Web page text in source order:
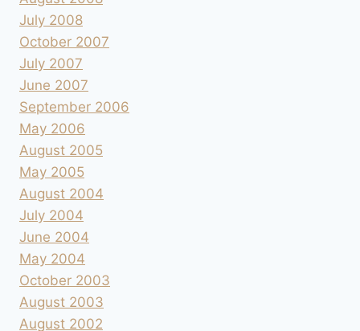
July 2008
October 2007
July 2007
June 2007
September 2006
May 2006
August 2005
May 2005
August 2004
July 2004
June 2004
May 2004
October 2003
August 2003
August 2002